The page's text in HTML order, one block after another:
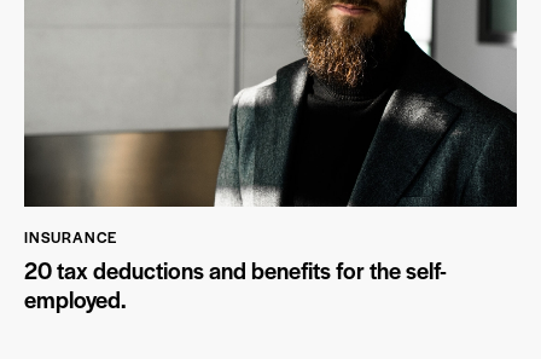
INSURANCE
20 tax deductions and benefits for the self-
employed.